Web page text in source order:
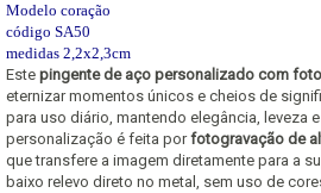
Modelo coração
código SA50
medidas 2,2x2,3cm
Este pingente de aço personalizado com foto
eternizar momentos únicos e cheios de
para uso diário, mantendo elegância, leveza
personalização é feita porfotogravação de
que transfere a imagem diretamente para a
baixo relevo direto no metal, sem uso de